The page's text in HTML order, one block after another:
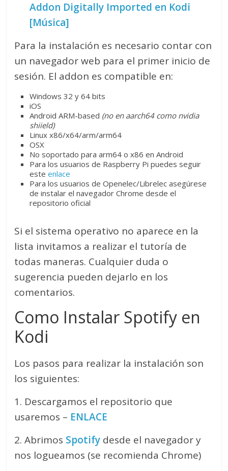
Addon Digitally Imported en Kodi
[Música]
Para la instalación es necesario contar con
un navegador web para el primer inicio de
sesión. El addon es compatible en:
Windows 32 y 64 bits
iOS
Android ARM-based (no en aarch64 como nvidia
shiield)
Linux x86/x64/arm/arm64
OSX
No soportado para arm64 o x86 en Android
Para los usuarios de Raspberry Pi puedes seguir
esteenlace
Para los usuarios de Openelec/Librelec asegúrese
de instalar el navegador Chrome desde el
repositorio oficial
Si el sistema operativo no aparece en la
lista invitamos a realizar el tutoría de
todas maneras. Cualquier duda o
sugerencia pueden dejarlo en los
comentarios.
Como Instalar Spotify en
Kodi
Los pasos para realizar la instalación son
los siguientes:
1. Descargamos el repositorio que
usaremos – ENLACE
2. Abrimos Spotify desde el navegador y
nos logueamos (se recomienda Chrome)